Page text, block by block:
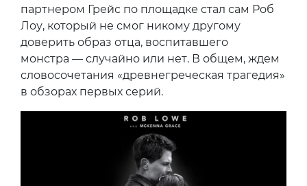
партнером Грейс по площадке стал сам Роб
Лоу, который не смог никому другому
доверить образ отца, воспитавшего
монстра — случайно или нет. В общем, ждем
словосочетания «древнегреческая трагедия»
в обзорах первых серий.